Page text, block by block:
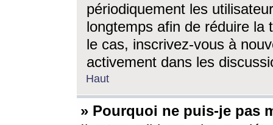
périodiquement les
longtemps afin de réduire la
le cas, inscrivez-vous à
activement dans les
Haut
» Pourquoi ne puis-je pas